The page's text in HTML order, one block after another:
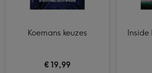
Koemans keuzes
€ 19,99
Inside